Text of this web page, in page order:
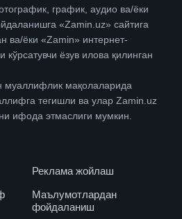
график, аудио ва/ёки
«Zamin.uz» сайтига
ва/ёки «Zamin» интернет-
ёзув илова қилинган
муаллифлик мақолаларида
тегишли ва улар Zamin.uz
ифода этмаслиги мумкин.
Реклама жойлаш
Маълумотлардан
фойдаланиш